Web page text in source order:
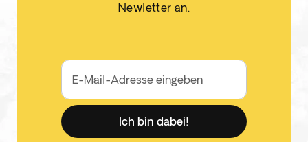
Newletter an.
E-Mail-Adresse eingeben
Ich bin dabei!